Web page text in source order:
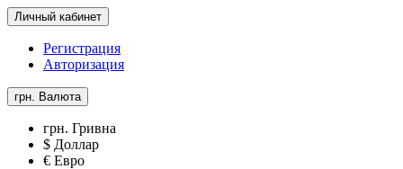
Личный кабинет
Регистрация
Авторизация
грн. Валюта
грн. Гривна
$ Доллар
€ Евро